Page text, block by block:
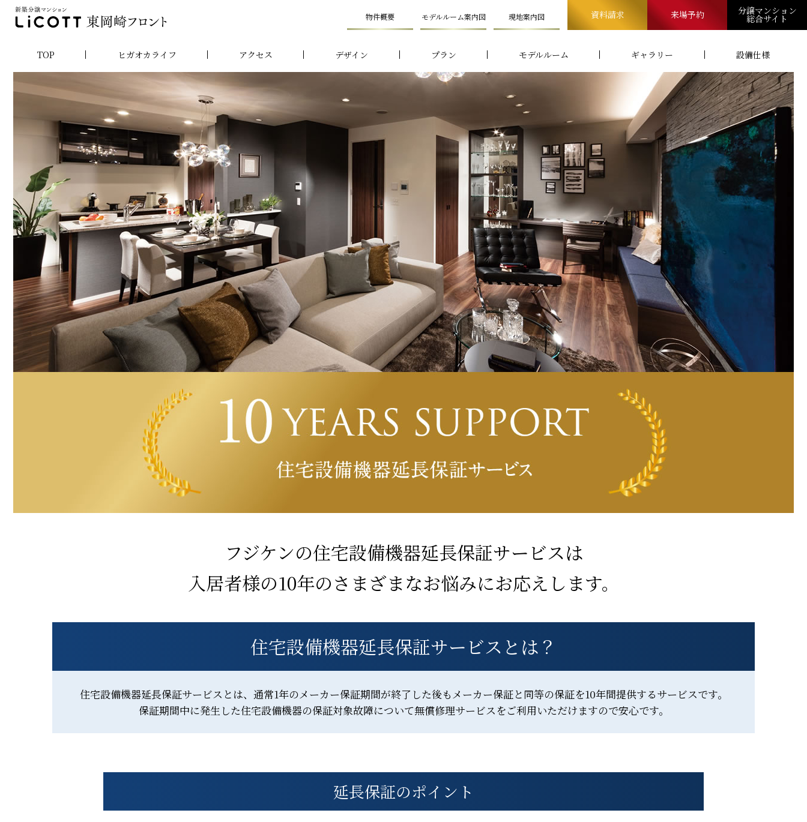
TOP ヒガオカライフ アクセス デザイン プラン モデルルーム ギャラリー 設備仕様
物件概要 モデルルーム案内図 現地案内図 資料請求 来場予約 分譲マンション
総合サイト
フジケンの住宅設備機器延長保証サービスは
入居者様の10年のさまざまなお悩みにお応えします。
住宅設備機器延長保証サービスとは？
住宅設備機器延長保証サービスとは、通常1年のメーカー保証期間が終了した後もメーカー保証と同等の保証を10年間提供するサービスです。
保証期間中に発生した住宅設備機器の保証対象故障について無償修理サービスをご利用いただけますので安心です。
延長保証のポイント